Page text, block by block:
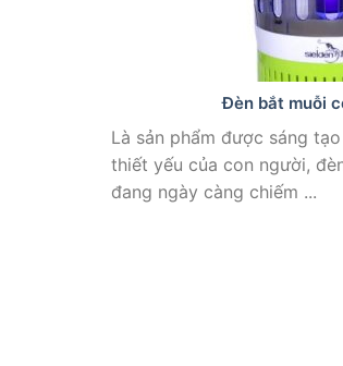
Đèn bắt muỗi
Là sản phẩm được sáng
thiết yếu của con người,
đang ngày càng chiếm ...